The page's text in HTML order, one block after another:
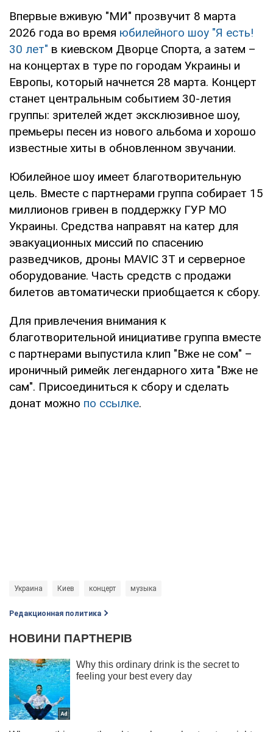
Впервые вживую "МИ" прозвучит 8 марта
2026 года во время юбилейного шоу "Я есть!
30 лет" в киевском Дворце Спорта, а затем –
на концертах в туре по городам Украины и
Европы, который начнется 28 марта. Концерт
станет центральным событием 30-летия
группы: зрителей ждет эксклюзивное шоу,
премьеры песен из нового альбома и хорошо
известные хиты в обновленном звучании.
Юбилейное шоу имеет благотворительную
цель. Вместе с партнерами группа собирает 15
миллионов гривен в поддержку ГУР МО
Украины. Средства направят на катер для
эвакуационных миссий по спасению
разведчиков, дроны MAVIC 3T и серверное
оборудование. Часть средств с продажи
билетов автоматически приобщается к сбору.
Для привлечения внимания к
благотворительной инициативе группа вместе
с партнерами выпустила клип "Вже не сом" –
ироничный римейк легендарного хита "Вже не
сам". Присоединиться к сбору и сделать
донат можно по ссылке.
Украина Киев концерт музыка
Редакционная политика